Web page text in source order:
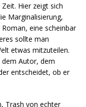
Hier zeigt sich
Marginalisierung,
eine scheinbar
sollte man
etwas mitzuteilen.
Autor, dem
entscheidet, ob er
Trash von echter